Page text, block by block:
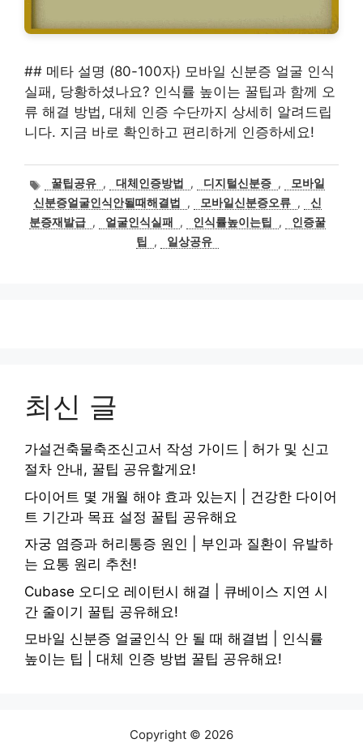
## 메타 설명 (80-100자) 모바일 신분증 얼굴 인식
실패, 당황하셨나요? 인식률 높이는 꿀팁과 함께 오
류 해결 방법, 대체 인증 수단까지 상세히 알려드립
니다. 지금 바로 확인하고 편리하게 인증하세요!
태
그
꿀팁공유 , 대체인증방법 , 디지털신분증 ,
모바일
신분증얼굴인식안될때해결법
, 모바일신분증오류 ,
신
분증재발급 , 얼굴인식실패 , 인식률높이는팁 ,
인증꿀
팁
, 일상공유
최신 글
가설건축물축조신고서 작성 가이드 | 허가 및 신고
절차 안내, 꿀팁 공유할게요!
다이어트 몇 개월 해야 효과 있는지 | 건강한 다이어
트 기간과 목표 설정 꿀팁 공유해요
자궁 염증과 허리통증 원인 | 부인과 질환이 유발하
는 요통 원리 추천!
Cubase 오디오 레이턴시 해결 | 큐베이스 지연 시
간 줄이기 꿀팁 공유해요!
모바일 신분증 얼굴인식 안 될 때 해결법 | 인식률
높이는 팁 | 대체 인증 방법 꿀팁 공유해요!
Copyright © 2026